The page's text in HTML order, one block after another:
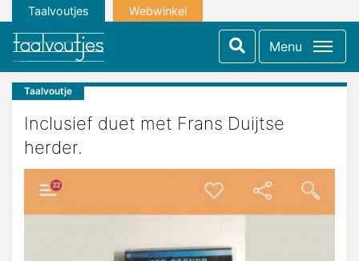
Taalvoutjes Webwinkel
Menu
Taalvoutje
Inclusief duet met Frans Duijtse
herder.